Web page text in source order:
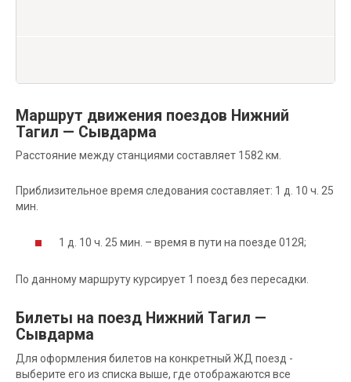
Маршрут движения поездов Нижний
Тагил — Сывдарма
Расстояние между станциями составляет 1582 км.
Приблизительное время следования составляет: 1 д. 10 ч. 25
мин.
1 д. 10 ч. 25 мин. – время в пути на поезде 012Я;
По данному маршруту курсирует 1 поезд без пересадки.
Билеты на поезд Нижний Тагил —
Сывдарма
Для оформления билетов на конкретный ЖД поезд -
выберите его из списка выше, где отображаются все